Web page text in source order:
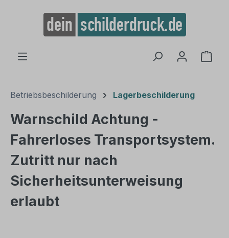
springen
Betriebsbeschilderung Lagerbeschilderung
Warnschild Achtung -
Fahrerloses Transportsystem.
Zutritt nur nach
Sicherheitsunterweisung
erlaubt